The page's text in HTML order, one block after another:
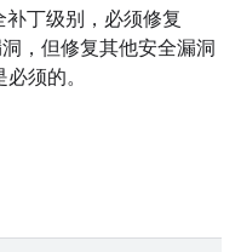
丁级别，必须修复
，但修复其他安全漏洞
须的。